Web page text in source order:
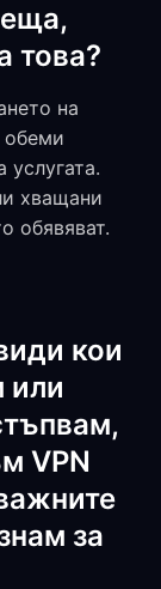
това?
на
обеми
хващани
обявяват.
кои
или
VPN
за